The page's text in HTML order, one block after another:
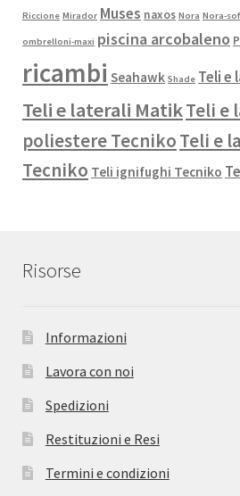
Riccione Mirador Muses naxos Nora Nora-
ombrelloni-maxi piscina arcobaleno
ricambi Seahawk Shade Teli e
Teli e laterali MatikTeli e
poliestere TecnikoTeli e
Tecniko Teli ignifughi Tecniko
Risorse
Informazioni
Lavora con noi
Spedizioni
Restituzioni e Resi
Termini e condizioni